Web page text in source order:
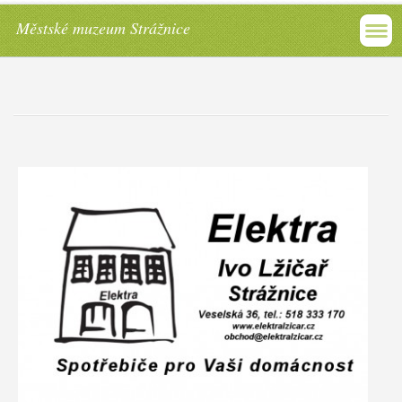
Městské muzeum Strážnice